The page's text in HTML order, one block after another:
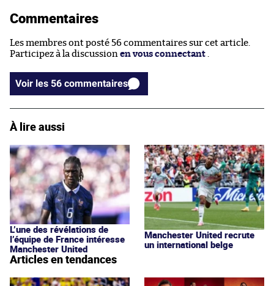
Commentaires
Les membres ont posté 56 commentaires sur cet article.
Participez à la discussion en vous connectant
Voir les 56 commentaires
À lire aussi
L’une des révélations de
l’équipe de France intéresse
Manchester United
Manchester United recrute
un international belge
Articles en tendances